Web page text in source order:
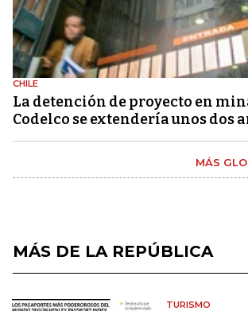
CHILE
La detención de proyecto en
Codelco se extendería unos dos
MÁS
MÁS DE LA REPÚBLICA
TURISMO